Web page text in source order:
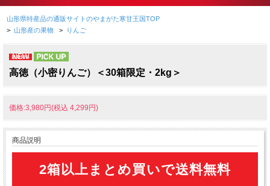
山形県特産品の通販サイトのやまがた寒甘王国TOP
> 山形産の果物 > りんご
NEW PICK UP
高徳（小密りんご）＜30箱限定・2kg＞
価格:3,980円(税込 4,299円)
商品説明
2箱以上まとめ買いで送料無料